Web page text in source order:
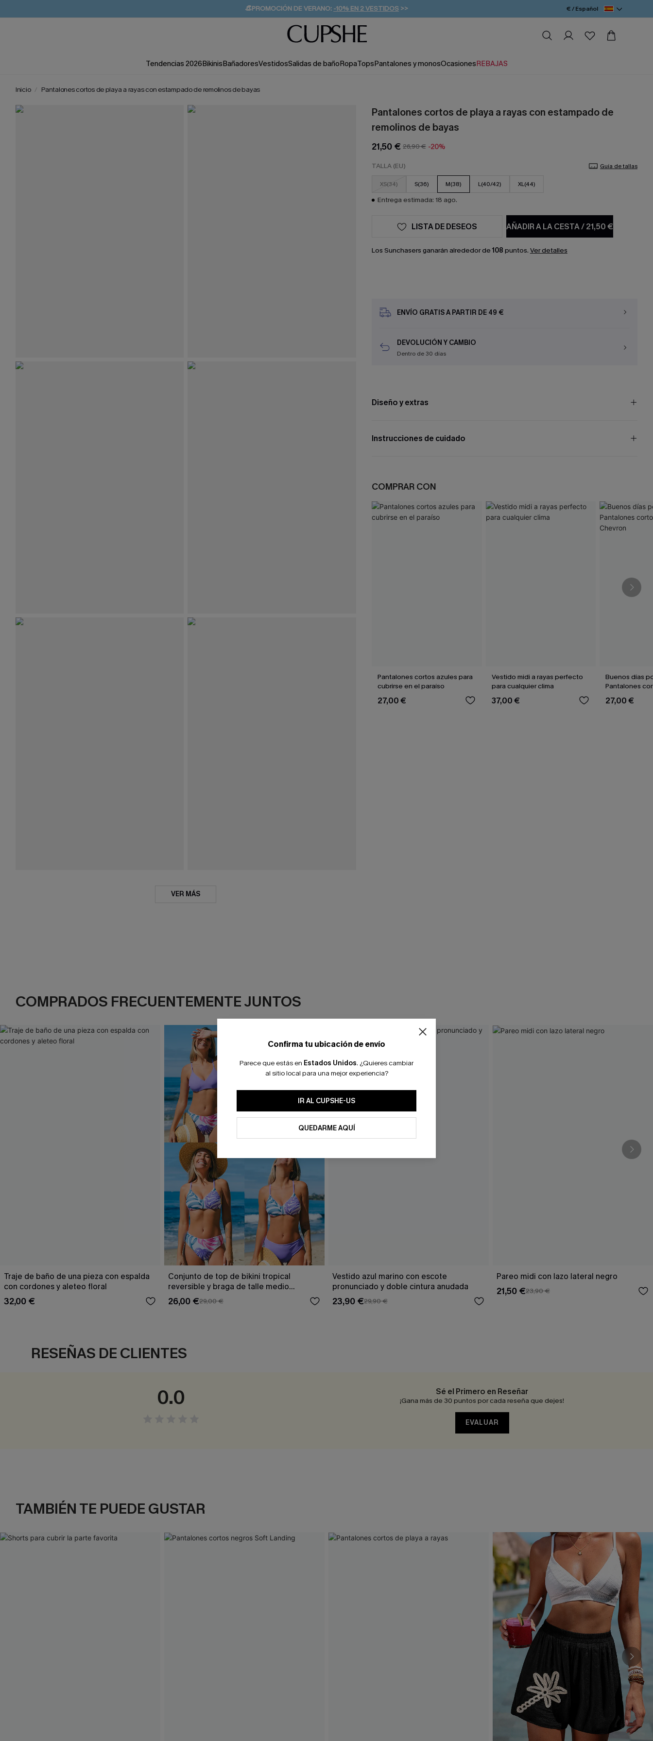
👒PROMOCIÓN DE VERANO: -10% EN 2 VESTIDOS >>
💌¡SUSCRIBIRSE & GANAR -10% EXTRA!
🚚ENVÍO GRATUITO A PARTIR DE 49 € >>
€ / Español
Tendencias 2026BikinisBañadoresVestidosSalidas de bañoRopaTopsPantalones y monosOcasionesREBAJAS
Inicio Pantalones cortos de playa a rayas con estampado de remolinos de bayas
VER MÁS
Pantalones cortos de playa a rayas con estampado de
remolinos de bayas
21,50 € 26,90 € -20%
TALLA (EU) Guía de tallas
XS(34) S(36) M(38) L(40/42) XL(44)
Entrega estimada: 18 ago.
AÑADIR A LA CESTA/21,50 €
LISTA DE DESEOS
Los Sunchasers ganarán alrededor de 108 puntos. Ver detalles
ENVÍO GRATIS A PARTIR DE 49 €
DEVOLUCIÓN Y CAMBIO
Dentro de 30 días
Diseño y extras
Instrucciones de cuidado
COMPRAR CON
Pantalones cortos azules para
cubrirse en el paraíso
27,00 €
Vestido midi a rayas perfecto
para cualquier clima
37,00 €
Buenos días
Pantalones
cobertura
27,00 €
COMPRADOS FRECUENTEMENTE JUNTOS
Traje de baño de una pieza con espalda
con cordones y aleteo floral
32,00 €
Conjunto de top de bikini tropical
reversible y braga de talle medio
Escaping
26,00 €29,00 €
Vestido azul marino con escote
pronunciado y doble cintura anudada
23,90 €29,90 €
Pareo midi con lazo lateral negro
21,50 €23,90 €
RESEÑAS DE CLIENTES
0.0 Sé el Primero en Reseñar
¡Gana más de 30 puntos por cada reseña que dejes!
EVALUAR
TAMBIÉN TE PUEDE GUSTAR
Confirma tu ubicación de envío
Parece que estás en Estados Unidos. ¿Quieres cambiar
al sitio local para una mejor experiencia?
IR AL CUPSHE-US
QUEDARME AQUÍ